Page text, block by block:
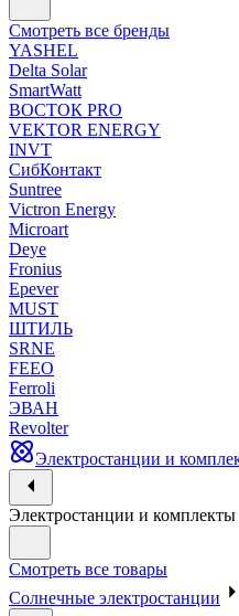
Смотреть все бренды
YASHEL
Delta Solar
SmartWatt
ВОСТОК PRO
VEKTOR ENERGY
INVT
СибКонтакт
Suntree
Victron Energy
Microart
Deye
Fronius
Epever
MUST
ШТИЛЬ
SRNE
FEEO
Ferroli
ЭВАН
Revolter
Электростанции и
Электростанции и комплекты
Смотреть все товары
Солнечные электростанции